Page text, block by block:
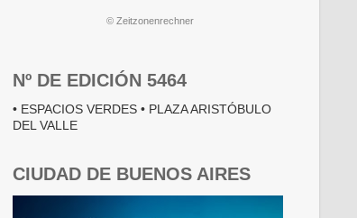
© Zeitzonenrechner
Nº DE EDICIÓN 5464
• ESPACIOS VERDES • PLAZA ARISTÓBULO
DEL VALLE
CIUDAD DE BUENOS AIRES